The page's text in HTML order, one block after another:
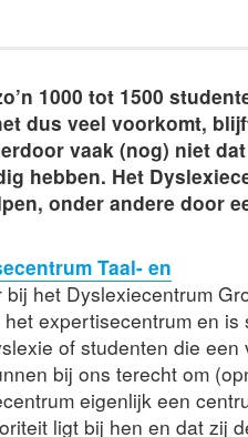
1000 tot 1500
dus veel voorkomt,
vaak (nog) niet
hebben. Het
onder andere door
Taal- en
het Dyslexiecentrum
expertisecentrum en is
of studenten die een
bij ons terecht om
eigenlijk een
ligt bij hen en dat zij